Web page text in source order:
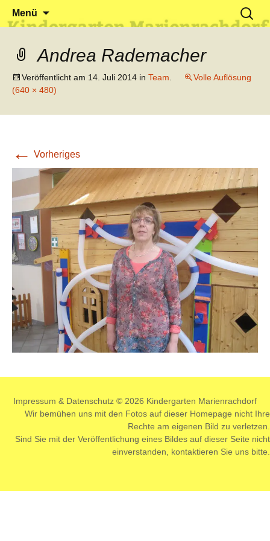
Kindergarten Marienrachdorf
Klein reingehen – Groß rauskommen
Menü
Suchen
nach:
Andrea Rademacher
Veröffentlicht am 14. Juli 2014 in Team
Volle Auflösung
(640 × 480)
← Vorheriges
Impressum & Datenschutz © 2026 Kindergarten Marienrachdorf
Wir bemühen uns mit den Fotos auf dieser Homepage nicht Ihre
Rechte am eigenen Bild zu verletzen.
Sind Sie mit der Veröffentlichung eines Bildes auf dieser Seite nicht
einverstanden, kontaktieren Sie uns bitte.